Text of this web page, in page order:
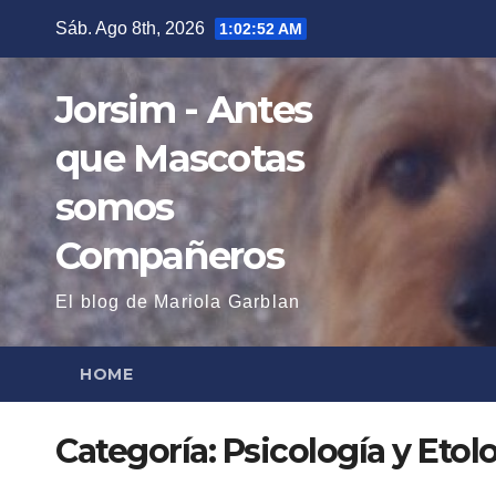
Sáb. Ago 8th, 2026 1:02:53 AM
Jorsim - Antes
que Mascotas
somos
Compañeros
El blog de Mariola Garblan
HOME
Categoría: Psicología y